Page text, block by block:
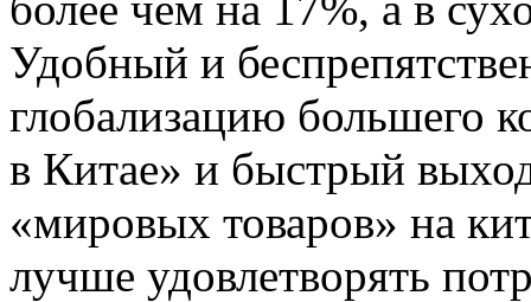
Удобный и
глобализацию большего
в Китае» и быстрый
«мировых товаров» на
лучше удовлетворять